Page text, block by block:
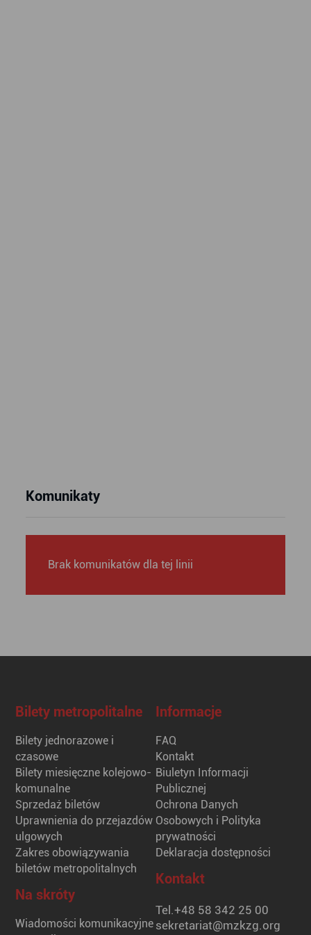
Komunikaty
Brak komunikatów dla tej linii
Bilety metropolitalne
Bilety jednorazowe i
czasowe
Bilety miesięczne kolejowo-
komunalne
Sprzedaż biletów
Uprawnienia do przejazdów
ulgowych
Zakres obowiązywania
biletów metropolitalnych
Na skróty
Wiadomości komunikacyjne
Informacje
FAQ
Kontakt
Biuletyn Informacji
Publicznej
Ochrona Danych
Osobowych i Polityka
prywatności
Deklaracja dostępności
Kontakt
Tel.+48 58 342 25 00
sekretariat@mzkzg.org